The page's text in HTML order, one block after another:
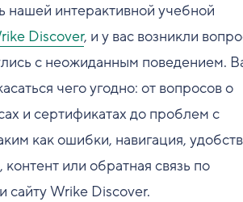
нашей интерактивной учебной
Discover, и у вас возникли
с неожиданным поведением.
чего угодно: от вопросов о
и сертификатах до проблем с
как ошибки, навигация,
контент или обратная связь по
сайту Wrike Discover.